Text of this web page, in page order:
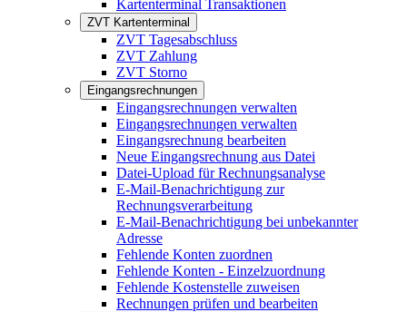
Kartenterminal Transaktionen
ZVT Kartenterminal
ZVT Tagesabschluss
ZVT Zahlung
ZVT Storno
Eingangsrechnungen
Eingangsrechnungen verwalten
Eingangsrechnungen verwalten
Eingangsrechnung bearbeiten
Neue Eingangsrechnung aus Datei
Datei-Upload für Rechnungsanalyse
E-Mail-Benachrichtigung zur
Rechnungsverarbeitung
E-Mail-Benachrichtigung bei unbekannter
Adresse
Fehlende Konten zuordnen
Fehlende Konten - Einzelzuordnung
Fehlende Kostenstelle zuweisen
Rechnungen prüfen und bearbeiten